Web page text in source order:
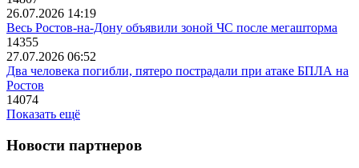
26.07.2026 14:19
Весь Ростов-на-Дону объявили зоной ЧС после мегашторма
14355
27.07.2026 06:52
Два человека погибли, пятеро пострадали при атаке БПЛА на
Ростов
14074
Показать ещё
Новости партнеров